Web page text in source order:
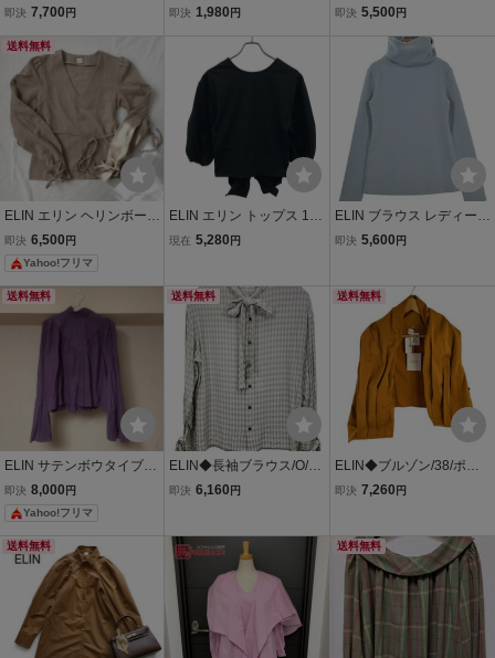
エリン 中古 古着
即決 7,700 円
ック ウール混 無地 長袖
即決 1,980 円
ディース エリン 中古 古
即決 5,500 円
送料無料
ELIN エリン ヘリンボーン
リボントップス ブラウス
ウール100%
即決 6,500 円
Yahoo!フリマ
ELIN エリン トップス 118
01-13-0904 ブラック 36 I
現在 5,280 円
ELIN ブラウス レディース
エリン 中古 古着
即決 5,600 円
送料無料
ELIN サテンボウタイブラ
ウス パープル ロンハ
ーマン 長袖ブラウス ブラ
即決 8,000 円
Yahoo!フリマ
送料無料
ELIN◆長袖ブラウス/O/レ
ーヨン/GRY/12105-11-22
即決 6,160 円
送料無料
ELIN◆ブルゾン/38/ポリ
エステル/ORN/無地
即決 7,260 円
送料無料 送料無料